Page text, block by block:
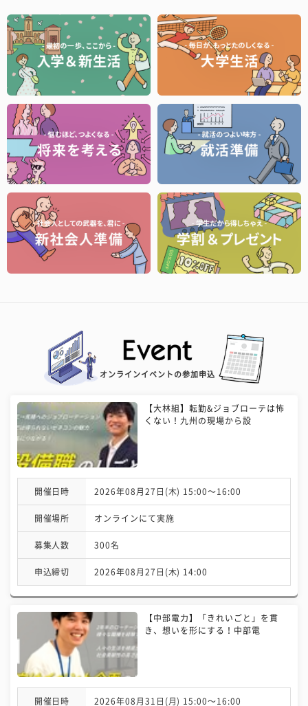
オンラインイベントの参加申込
【大林組】転勤&ジョブローテは怖
くない！九州の現場から設
開催日時 2026年08月27日(木) 15:00〜16:00
開催場所 オンラインにて実施
募集人数 300名
申込締切 2026年08月27日(木) 14:00
【中部電力】「きれいごと」を貫
き、想いを形にする！中部電
開催日時 2026年08月31日(月) 15:00〜16:00